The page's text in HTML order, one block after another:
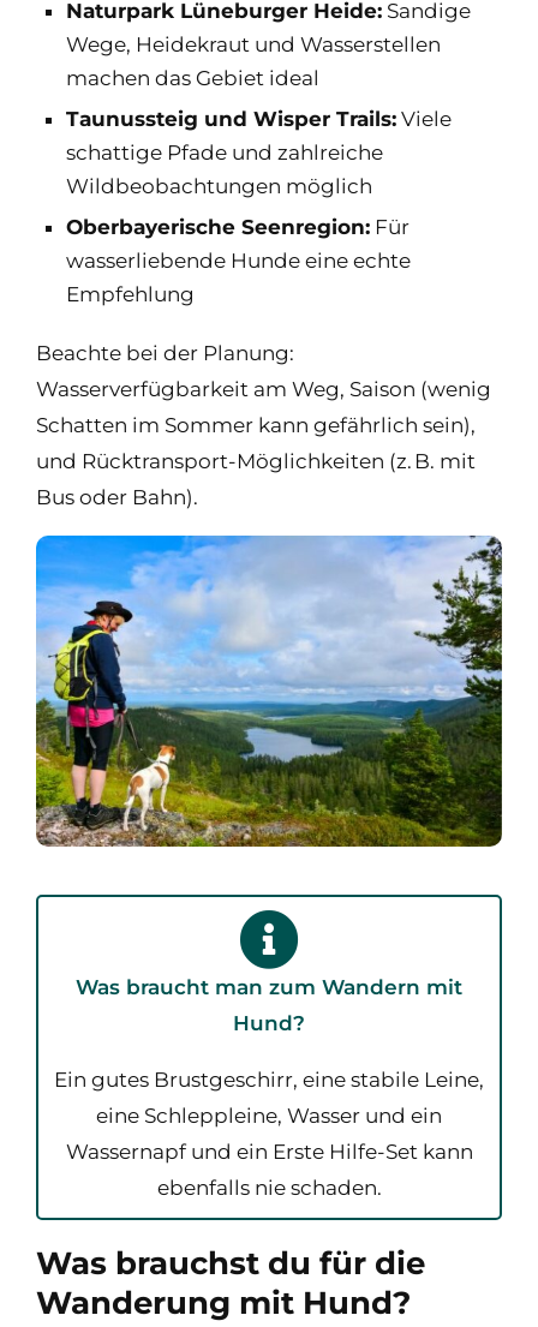
Naturpark Lüneburger Heide: Sandige
Wege, Heidekraut und Wasserstellen
machen das Gebiet ideal
Taunussteig und Wisper Trails: Viele
schattige Pfade und zahlreiche
Wildbeobachtungen möglich
Oberbayerische Seenregion: Für
wasserliebende Hunde eine echte
Empfehlung
Beachte bei der Planung:
Wasserverfügbarkeit am Weg, Saison (wenig
Schatten im Sommer kann gefährlich sein),
und Rücktransport-Möglichkeiten (z. B. mit
Bus oder Bahn).
Was braucht man zum Wandern mit
Hund?
Ein gutes Brustgeschirr, eine stabile Leine,
eine Schleppleine, Wasser und ein
Wassernapf und ein Erste Hilfe-Set kann
ebenfalls nie schaden.
Was brauchst du für die
Wanderung mit Hund?